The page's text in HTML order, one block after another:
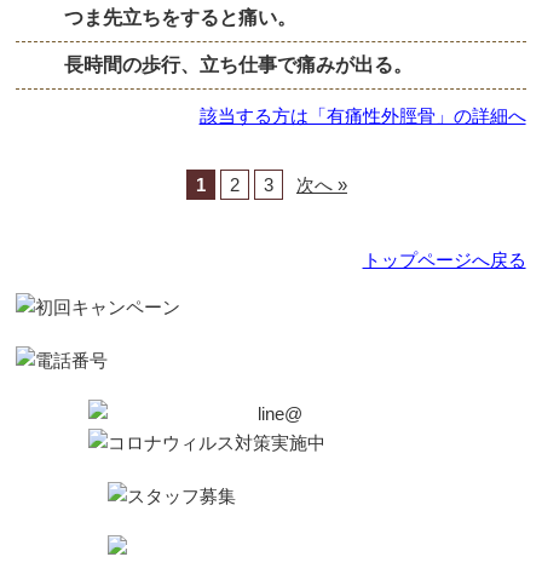
つま先立ちをすると痛い。
長時間の歩行、立ち仕事で痛みが出る。
該当する方は「有痛性外脛骨」の詳細へ
1 2 3 次へ »
トップページへ戻る